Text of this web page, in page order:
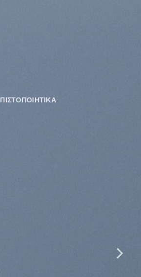
ΠΙΣΤΟΠΟΙΗΤΙΚΑ